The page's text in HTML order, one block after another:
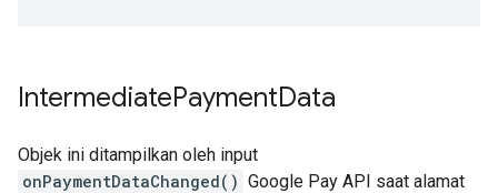
IntermediatePaymentData
Objek ini ditampilkan oleh input
onPaymentDataChanged() Google Pay API saat alamat